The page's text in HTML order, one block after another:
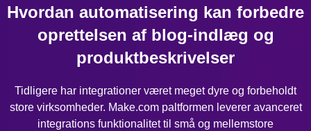
Hvordan automatisering kan forbedre
oprettelsen af blog-indlæg og
produktbeskrivelser
Tidligere har integrationer været meget dyre og forbeholdt
store virksomheder. Make.com paltformen leverer avanceret
integrations funktionalitet til små og mellemstore